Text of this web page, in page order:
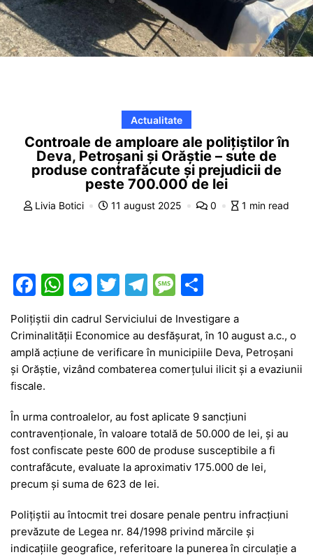
Actualitate
Controale de amploare ale polițiștilor în
Deva, Petroșani și Orăștie – sute de
produse contrafăcute și prejudicii de
peste 700.000 de lei
Livia Botici 11 august 2025 0 1 min read
F
a
c
e
b
o
o
k
W
at
s
A
p
M
s
s
e
g
er
T
w
itt
er
T
el
e
gr
a
M
s
s
a
e
ar
ta
je
a
ă
Polițiștii din cadrul Serviciului de Investigare a
Criminalității Economice au desfășurat, în 10 august a.c., o
amplă acțiune de verificare în municipiile Deva, Petroșani
și Orăștie, vizând combaterea comerțului ilicit și a evaziunii
fiscale.
În urma controalelor, au fost aplicate 9 sancțiuni
contravenționale, în valoare totală de 50.000 de lei, și au
fost confiscate peste 600 de produse susceptibile a fi
contrafăcute, evaluate la aproximativ 175.000 de lei,
precum și suma de 623 de lei.
Polițiștii au întocmit trei dosare penale pentru infracțiuni
prevăzute de Legea nr. 84/1998 privind mărcile și
indicațiile geografice, referitoare la punerea în circulație a